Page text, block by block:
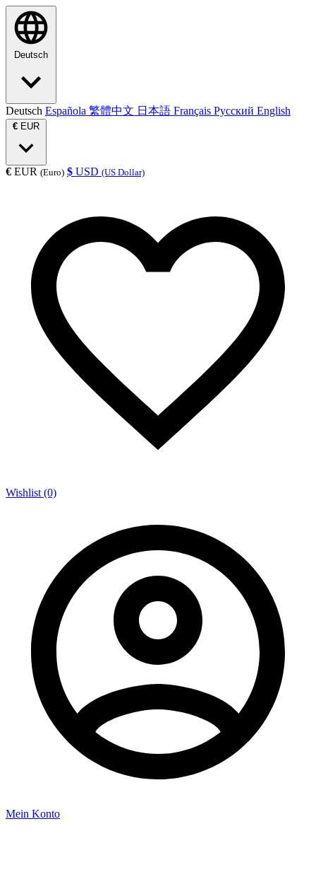
Deutsch
Deutsch Española 繁體中文 日本語 Français Русский English
€ EUR
€ EUR (Euro) $ USD (US Dollar)
Wishlist (0)
Mein Konto